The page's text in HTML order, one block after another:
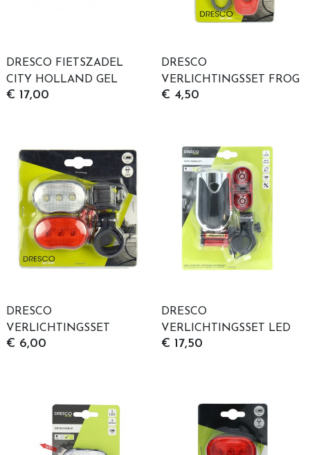
DRESCO FIETSZADEL
CITY HOLLAND GEL
ZWART
€ 17,00
DRESCO
VERLICHTINGSSET FROG
€ 4,50
DRESCO
VERLICHTINGSSET
CLASSIC LED
€ 6,00
DRESCO
VERLICHTINGSSET LED
€ 17,50